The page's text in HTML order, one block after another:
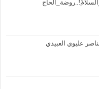
عليوي العبيدي